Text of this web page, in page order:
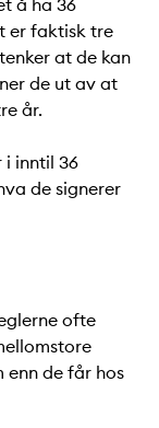
er faktisk tre
at de kan
de ut av at
år.
i inntil 36
de signerer
ofte
enn de får hos